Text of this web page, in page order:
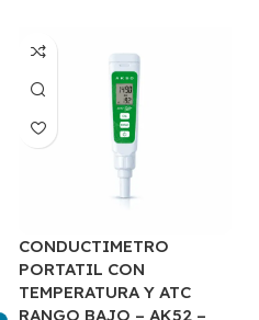
CONDUCTIMETRO
PORTATIL CON
TEMPERATURA Y ATC
RANGO BAJO – AK52 –